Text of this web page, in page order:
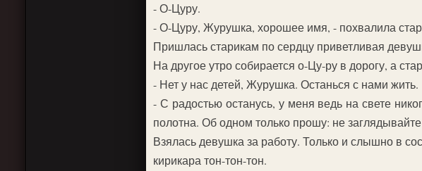
- О-Цуру.
- О-Цуру, Журушка, хорошее имя, - похвалила
Пришлась старикам по сердцу приветливая
На другое утро собирается о-Цу-ру в дорогу, а
- Нет у нас детей, Журушка. Останься с нами жить.
- С радостью останусь, у меня ведь на свете
полотна. Об одном только прошу: не
Взялась девушка за работу. Только и слышно в
кирикара тон-тон-тон.